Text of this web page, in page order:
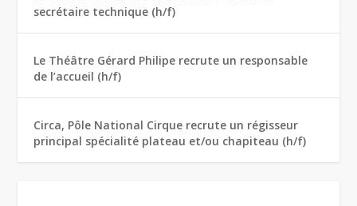
secrétaire technique (h/f)
Le Théâtre Gérard Philipe recrute un responsable
de l’accueil (h/f)
Circa, Pôle National Cirque recrute un régisseur
principal spécialité plateau et/ou chapiteau (h/f)